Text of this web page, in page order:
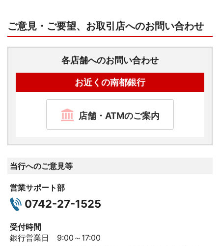
ご意見・ご要望、お取引店へのお問い合わせ
各店舗へのお問い合わせ
お近くの南都銀行
店舗・ATMのご案内
当行へのご意見等
営業サポート部
0742-27-1525
受付時間
銀行営業日 9:00～17:00